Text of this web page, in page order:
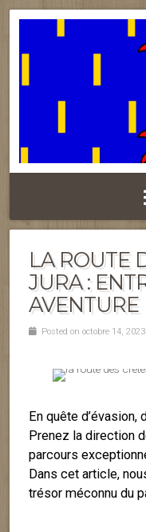
LA ROUTE
JURA :
AVENTURE
Posted on octobre 14,
En quête d’évasion,
Prenez la direction
parcours
Dans cet article,
trésor méconnu du